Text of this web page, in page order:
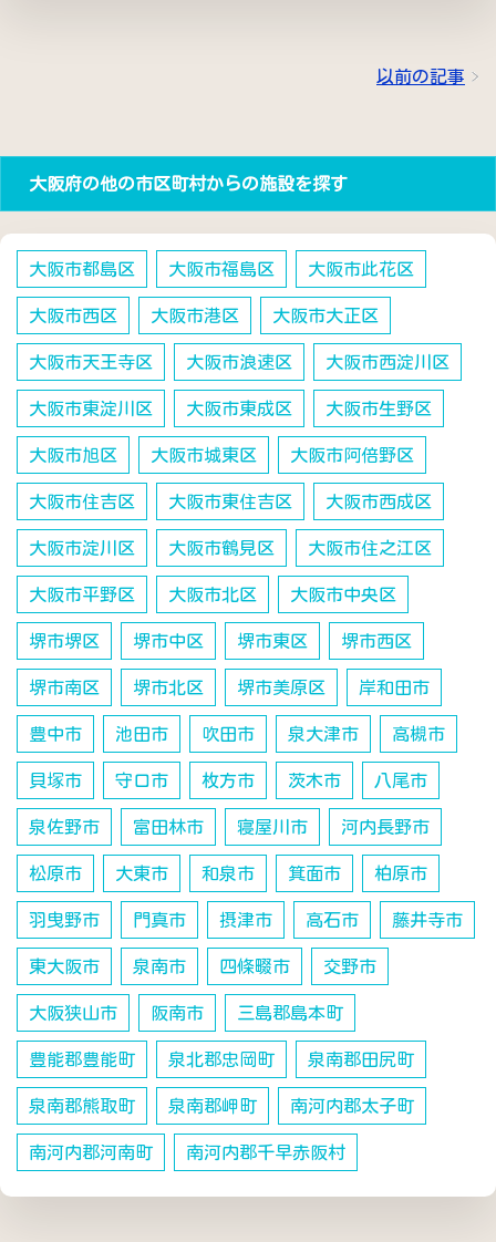
以前の記事
大阪府の他の市区町村からの施設を探す
大阪市都島区 大阪市福島区 大阪市此花区
大阪市西区 大阪市港区 大阪市大正区
大阪市天王寺区 大阪市浪速区 大阪市西淀川区
大阪市東淀川区 大阪市東成区 大阪市生野区
大阪市旭区 大阪市城東区 大阪市阿倍野区
大阪市住吉区 大阪市東住吉区 大阪市西成区
大阪市淀川区 大阪市鶴見区 大阪市住之江区
大阪市平野区 大阪市北区 大阪市中央区
堺市堺区 堺市中区 堺市東区 堺市西区
堺市南区 堺市北区 堺市美原区 岸和田市
豊中市 池田市 吹田市 泉大津市 高槻市
貝塚市 守口市 枚方市 茨木市 八尾市
泉佐野市 富田林市 寝屋川市 河内長野市
松原市 大東市 和泉市 箕面市 柏原市
羽曳野市 門真市 摂津市 高石市 藤井寺市
東大阪市 泉南市 四條畷市 交野市
大阪狭山市 阪南市 三島郡島本町
豊能郡豊能町 泉北郡忠岡町 泉南郡田尻町
泉南郡熊取町 泉南郡岬町 南河内郡太子町
南河内郡河南町 南河内郡千早赤阪村